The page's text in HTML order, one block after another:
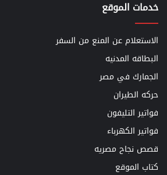
خدمات الموقع
الاستعلام عن المنع من السفر
البطاقه المدنيه
الجمارك في مصر
حركه الطيران
فواتير التليفون
فواتير الكهرباء
قصص نجاح مصريه
كتاب الموقع